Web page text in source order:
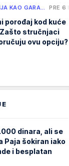
KAO GARA… PRE 6 H
porođaj kod kuće
stručnjaci
ovu opciju?
dinara, ali se
Paja šokiran iako
i besplatan